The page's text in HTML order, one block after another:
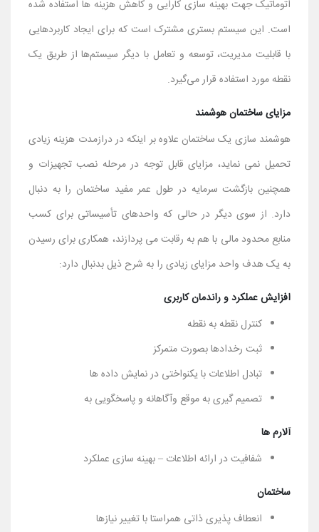
اتوماتیک جهت بهینه سازی کارایی و کاهش هزینه ها استفاده شده
است. این سیستم بستری مشترک است که برای ایجاد کاربردهایی
با قابلیت مدیریت، توسعه و تعامل با دیگر سیستم‌ها از طریق یک
نقطه مورد استفاده قرار می‌گیرد.
مزایای ساختمان هوشمند
هوشمند سازی یک ساختمان علاوه بر اینکه در درازمدت هزینه زیادی
تحمیل نمی نماید، مزایای قابل توجه در مرحله نصب تجهیزات و
همچنین بازگشت سرمایه در طول عمر مفید ساختمان را به دنبال
دارد. از سوی دیگر در حالی که واحدهای تأسیساتی برای کسب
منابع محدود مالی با هم به رقابت می پردازند، همکاری برای رسیدن
به یک هدف واحد مزایای زیادی را به شرح ذیل بدنبال دارد:
افزایش عملکرد و راندمان کاربری
کنترل نقطه به نقطه
ثبت رخدادها بصورت متمرکز
تبادل اطلاعات با یکنواختی در نمایش داده ها
تصمیم گیری به موقع وآگاهانه و پاسخگویی به
آلارم ها
شفافیت در ارائه اطلاعات – بهینه سازی عملکرد
ساختمان
انعطاف پذیری ذاتی همراستا با تغییر نیازها